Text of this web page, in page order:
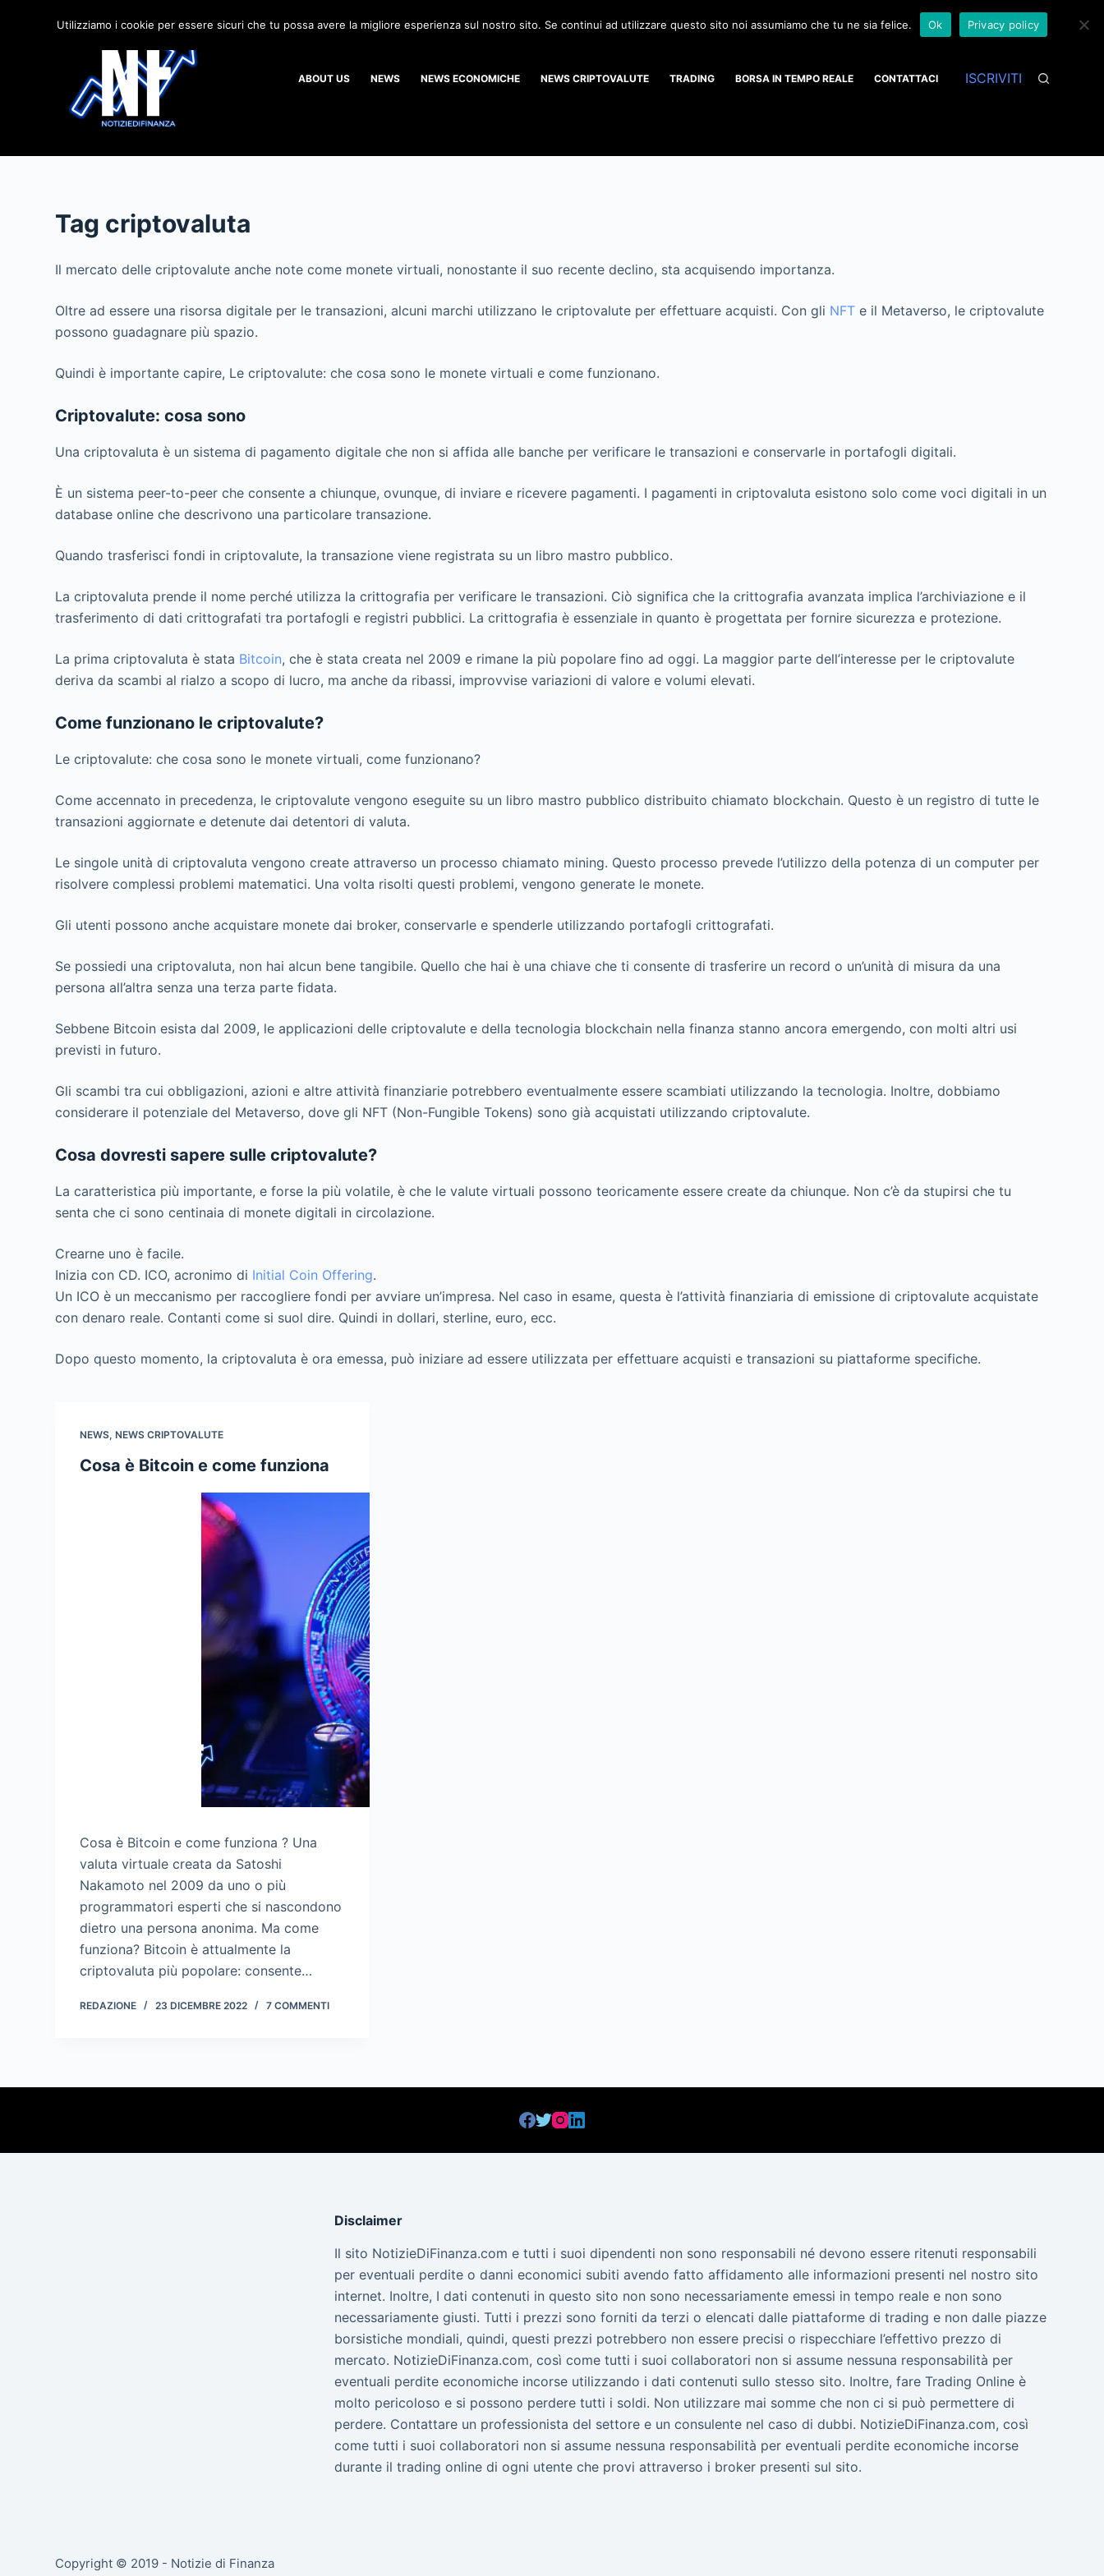
ABOUT US NEWS NEWS ECONOMICHE NEWS CRIPTOVALUTE TRADING BORSA IN TEMPO REALE CONTATTACI ISCRIVITI
Tag criptovaluta
Il mercato delle criptovalute anche note come monete virtuali, nonostante il suo recente declino, sta acquisendo importanza.
Oltre ad essere una risorsa digitale per le transazioni, alcuni marchi utilizzano le criptovalute per effettuare acquisti. Con gli NFT e il Metaverso, le criptovalute
possono guadagnare più spazio.
Quindi è importante capire, Le criptovalute: che cosa sono le monete virtuali e come funzionano.
Criptovalute: cosa sono
Una criptovaluta è un sistema di pagamento digitale che non si affida alle banche per verificare le transazioni e conservarle in portafogli digitali.
È un sistema peer-to-peer che consente a chiunque, ovunque, di inviare e ricevere pagamenti. I pagamenti in criptovaluta esistono solo come voci digitali in un
database online che descrivono una particolare transazione.
Quando trasferisci fondi in criptovalute, la transazione viene registrata su un libro mastro pubblico.
La criptovaluta prende il nome perché utilizza la crittografia per verificare le transazioni. Ciò significa che la crittografia avanzata implica l’archiviazione e il
trasferimento di dati crittografati tra portafogli e registri pubblici. La crittografia è essenziale in quanto è progettata per fornire sicurezza e protezione.
La prima criptovaluta è stata Bitcoin, che è stata creata nel 2009 e rimane la più popolare fino ad oggi. La maggior parte dell’interesse per le criptovalute
deriva da scambi al rialzo a scopo di lucro, ma anche da ribassi, improvvise variazioni di valore e volumi elevati.
Come funzionano le criptovalute?
Le criptovalute: che cosa sono le monete virtuali, come funzionano?
Come accennato in precedenza, le criptovalute vengono eseguite su un libro mastro pubblico distribuito chiamato blockchain. Questo è un registro di tutte le
transazioni aggiornate e detenute dai detentori di valuta.
Le singole unità di criptovaluta vengono create attraverso un processo chiamato mining. Questo processo prevede l’utilizzo della potenza di un computer per
risolvere complessi problemi matematici. Una volta risolti questi problemi, vengono generate le monete.
Gli utenti possono anche acquistare monete dai broker, conservarle e spenderle utilizzando portafogli crittografati.
Se possiedi una criptovaluta, non hai alcun bene tangibile. Quello che hai è una chiave che ti consente di trasferire un record o un’unità di misura da una
persona all’altra senza una terza parte fidata.
Sebbene Bitcoin esista dal 2009, le applicazioni delle criptovalute e della tecnologia blockchain nella finanza stanno ancora emergendo, con molti altri usi
previsti in futuro.
Gli scambi tra cui obbligazioni, azioni e altre attività finanziarie potrebbero eventualmente essere scambiati utilizzando la tecnologia. Inoltre, dobbiamo
considerare il potenziale del Metaverso, dove gli NFT (Non-Fungible Tokens) sono già acquistati utilizzando criptovalute.
Cosa dovresti sapere sulle criptovalute?
La caratteristica più importante, e forse la più volatile, è che le valute virtuali possono teoricamente essere create da chiunque. Non c’è da stupirsi che tu
senta che ci sono centinaia di monete digitali in circolazione.
Crearne uno è facile.
Inizia con CD. ICO, acronimo di Initial Coin Offering.
Un ICO è un meccanismo per raccogliere fondi per avviare un’impresa. Nel caso in esame, questa è l’attività finanziaria di emissione di criptovalute acquistate
con denaro reale. Contanti come si suol dire. Quindi in dollari, sterline, euro, ecc.
Dopo questo momento, la criptovaluta è ora emessa, può iniziare ad essere utilizzata per effettuare acquisti e transazioni su piattaforme specifiche.
NEWS,NEWS CRIPTOVALUTE
Cosa è Bitcoin e come funziona
Cosa è Bitcoin e come funziona ? Una
valuta virtuale creata da Satoshi
Nakamoto nel 2009 da uno o più
programmatori esperti che si nascondono
dietro una persona anonima. Ma come
funziona? Bitcoin è attualmente la
criptovaluta più popolare: consente…
REDAZIONE 23 DICEMBRE 2022 7 COMMENTI
Disclaimer
Il sito NotizieDiFinanza.com e tutti i suoi dipendenti non sono responsabili né devono essere ritenuti responsabili
per eventuali perdite o danni economici subiti avendo fatto affidamento alle informazioni presenti nel nostro sito
internet. Inoltre, I dati contenuti in questo sito non sono necessariamente emessi in tempo reale e non sono
necessariamente giusti. Tutti i prezzi sono forniti da terzi o elencati dalle piattaforme di trading e non dalle piazze
borsistiche mondiali, quindi, questi prezzi potrebbero non essere precisi o rispecchiare l’effettivo prezzo di
mercato. NotizieDiFinanza.com, così come tutti i suoi collaboratori non si assume nessuna responsabilità per
eventuali perdite economiche incorse utilizzando i dati contenuti sullo stesso sito. Inoltre, fare Trading Online è
molto pericoloso e si possono perdere tutti i soldi. Non utilizzare mai somme che non ci si può permettere di
perdere. Contattare un professionista del settore e un consulente nel caso di dubbi. NotizieDiFinanza.com, così
come tutti i suoi collaboratori non si assume nessuna responsabilità per eventuali perdite economiche incorse
durante il trading online di ogni utente che provi attraverso i broker presenti sul sito.
Copyright © 2019 - Notizie di Finanza
Utilizziamo i cookie per essere sicuri che tu possa avere la migliore esperienza sul nostro sito. Se continui ad utilizzare questo sito noi assumiamo che tu ne sia felice. Ok Privacy policy